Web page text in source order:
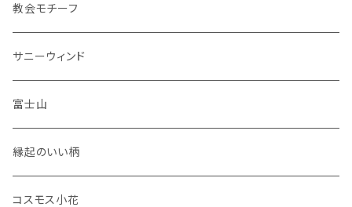
花瓶
セット品
教会モチーフ
サニーウィンド
富士山
縁起のいい柄
コスモス小花